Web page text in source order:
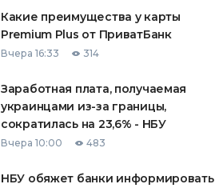
Какие преимущества у карты
Premium Plus от ПриватБанк
Вчера 16:33 314
Заработная плата, получаемая
украинцами из-за границы,
сократилась на 23,6% - НБУ
Вчера 10:00 483
НБУ обяжет банки информировать